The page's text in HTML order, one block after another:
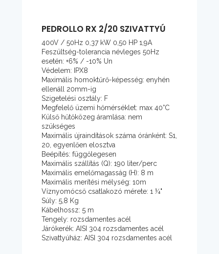
PEDROLLO RX 2/20 SZIVATTYÚ
400V / 50Hz 0,37 kW 0,50 HP 1,9A
Feszültség-tolerancia névleges 50Hz
esetén: +6% / -10% Un
Védelem: IPX8
Maximális homoktűrő-képesség: enyhén
ellenáll 20mm-ig
Szigetelési osztály: F
Megfelelő üzemi hőmérséklet: max 40°C
Külső hűtőközeg áramlása: nem
szükséges
Maximális újraindítások száma óránként: S1,
20, egyenlően elosztva
Beépítés: függőlegesen
Maximális szállítás (Q): 190 liter/perc
Maximális emelőmagasság (H): 8 m
Maximális merítési mélység: 10m
Víznyomócső csatlakozó mérete: 1 ¼"
Súly: 5,8 Kg
Kábelhossz: 5 m
Tengely: rozsdamentes acél
Járókerék: AISI 304 rozsdamentes acél
Szivattyúház: AISI 304 rozsdamentes acél